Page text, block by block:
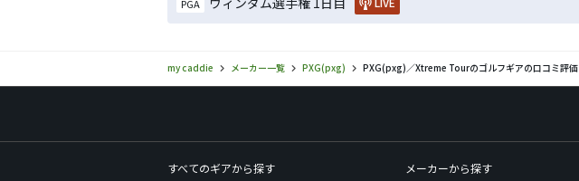
PGA
my caddie メーカー一覧 PXG(pxg) PXG(pxg)／Xtreme Tourのゴルフギアの口コミ評価
すべてのギアから探す メーカーから探す